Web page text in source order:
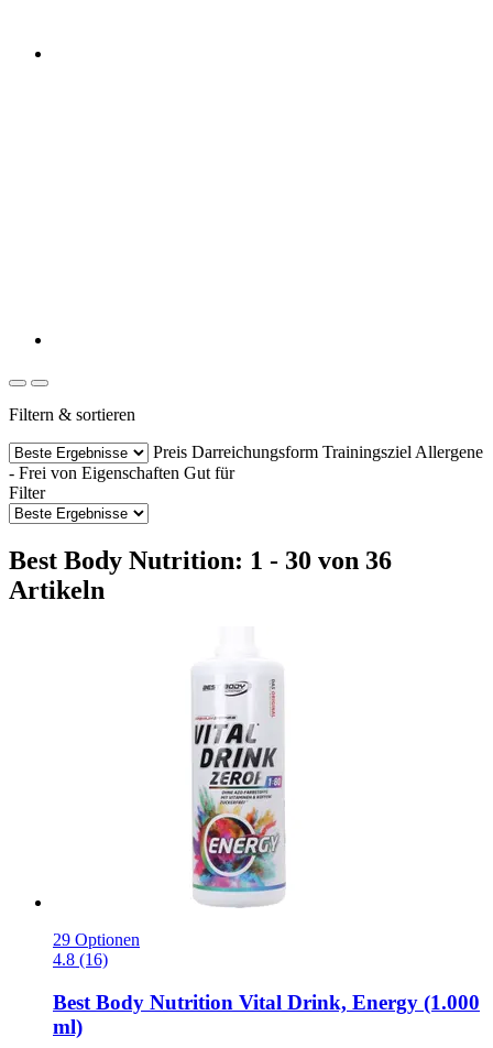
Filtern & sortieren
Preis Darreichungsform Trainingsziel Allergene
- Frei von Eigenschaften Gut für
Filter
Best Body Nutrition: 1 - 30 von 36
Artikeln
29 Optionen
4.8 (16)
Best Body Nutrition Vital Drink, Energy (1.000
ml)